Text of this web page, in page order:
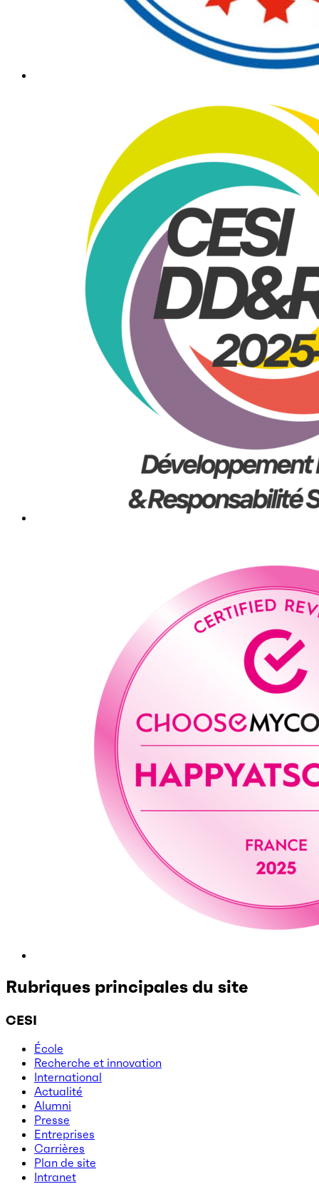
Rubriques principales du site
CESI
École
Recherche et innovation
International
Actualité
Alumni
Presse
Entreprises
Carrières
Plan de site
Intranet